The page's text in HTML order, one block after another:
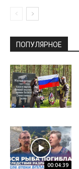
ПОПУЛЯРНОЕ
00:04:39